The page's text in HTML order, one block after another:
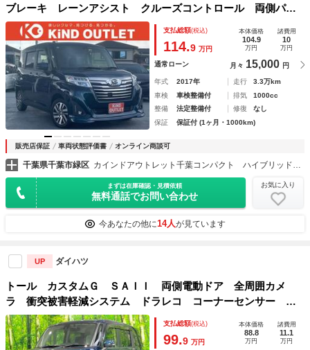
ブレーキ レーンアシスト クルーズコントロール 両側パワ
ースライドドア スマートキー プッシュスタート ＥＴＣ
アイドリングストップ ＬＥＤヘッドライト 整備保証付
支払総額(税込)
114.9 万円
本体価格
104.9
万円
諸費用
10
万円
通常ローン 月々 15,000 円
年式 2017年 走行
3.3万km
車検
車検整備付 排気
1000cc
整備
法定整備付 修復
なし
保証
保証付 (1ヶ月・1000km)
販売店保証 車両状態評価書 オンライン商談可
千葉県千葉市緑区
まずは在庫確認・見積依頼
無料通話でお問い合わせ
お気に入り
今あなたの他に14人が見ています
UP ダイハツ
トール カスタムＧ ＳＡＩＩ 両側電動ドア 全周囲カメ
ラ 衝突被害軽減システム ドラレコ コーナーセンサー ス
マートキー ＬＥＤヘッド ビルトインＥＴＣ クルコン オ
ートライト オートエアコン Ｂｌｕｅｔｏｏｔｈ ＣＤ
支払総額(税込)
99.9 万円
本体価格
88.8
万円
諸費用
11.1
万円